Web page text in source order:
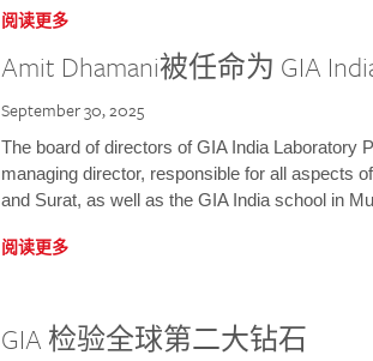
阅读更多
Amit Dhamani被任命为 GIA
September 30, 2025
The board of directors of GIA India Laboratory
managing director, responsible for all aspects
and Surat, as well as the GIA India school in
阅读更多
GIA 检验全球第二大钻石